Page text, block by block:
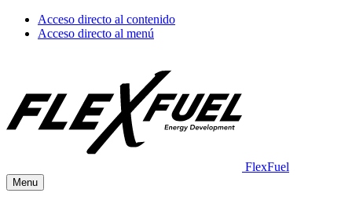
Acceso directo al contenido
Acceso directo al menú
FlexFuel
Menu